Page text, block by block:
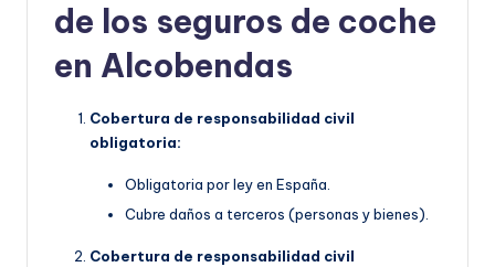
de los seguros de coche
en Alcobendas
Cobertura de responsabilidad civil
obligatoria:
Obligatoria por ley en España.
Cubre daños a terceros (personas y bienes).
Cobertura de responsabilidad civil